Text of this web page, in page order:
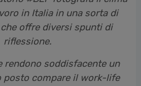
in Italia in una sorta di
offre diversi spunti di
riflessione.
rendono soddisfacente un
posto compare il work-life